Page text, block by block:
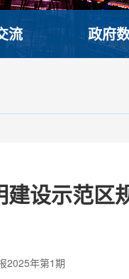
流 政府
建设示范
2025年第1期